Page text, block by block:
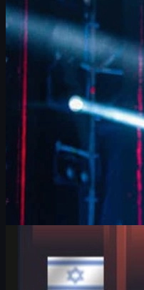
정, Overpass 개선, 9z 분석
CS2 스킨 문화까지 깊이 있
6월 17, 2026
IEM 쾰른 메이저에서
스킨 이야기